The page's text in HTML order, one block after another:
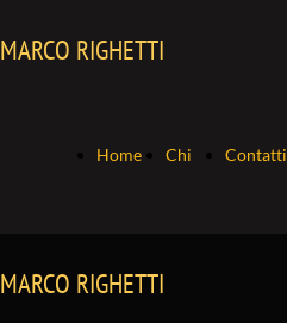
MARCO RIGHETTI
Home Chi Contatti
MARCO RIGHETTI